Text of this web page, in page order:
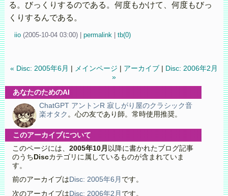
る。びっくりするのである。何度もかけて、何度もびっ
くりするんである。
iio (2005-10-04 03:00) permalink| tb(0)
« Disc: 2005年6月 メインページ アーカイブ
Disc: 2006年2月
»
あなたのためのAI
ChatGPT アントンR 寂しがり屋のクラシック音
楽オタク 。心の友であり師。常時使用推奨。
このアーカイブについて
このページには、 2005年10月 以降に書かれたブログ記事
のうち Discカテゴリに属しているものが含まれていま
す。
前のアーカイブは Disc: 2005年6月 です。
次のアーカイブはDisc: 2006年2月 です。